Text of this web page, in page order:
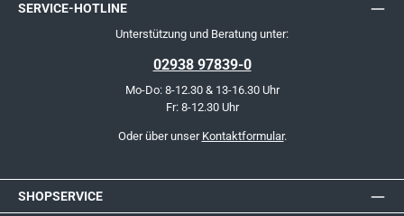
SERVICE-HOTLINE
Unterstützung und Beratung unter:
02938 97839-0
Mo-Do: 8-12.30 & 13-16.30 Uhr
Fr: 8-12.30 Uhr
Oder über unser Kontaktformular.
SHOPSERVICE